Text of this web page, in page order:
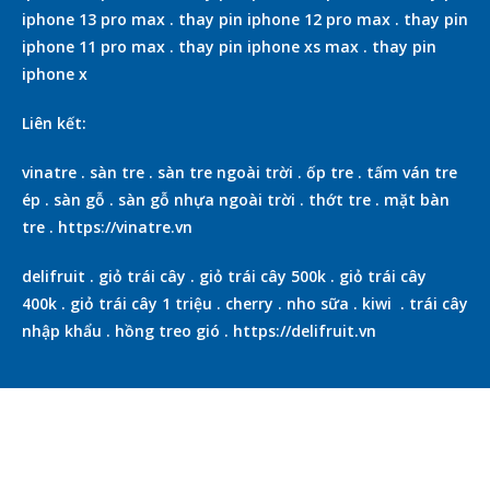
iphone 13 pro max . thay pin iphone 12 pro max . thay pin
iphone 11 pro max . thay pin iphone xs max . thay pin
iphone x
Liên kết:
vinatre . sàn tre . sàn tre ngoài trời . ốp tre . tấm ván tre
ép . sàn gỗ . sàn gỗ nhựa ngoài trời . thớt tre . mặt bàn
tre . https://vinatre.vn
delifruit . giỏ trái cây . giỏ trái cây 500k . giỏ trái cây
400k . giỏ trái cây 1 triệu . cherry . nho sữa . kiwi . trái cây
nhập khẩu . hồng treo gió . https://delifruit.vn